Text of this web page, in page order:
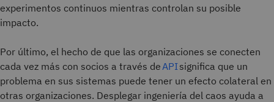
experimentos continuos mientras controlan su posible
impacto.
Por último, el hecho de que las organizaciones se conecten
cada vez más con socios a través de APIsignifica que un
problema en sus sistemas puede tener un efecto colateral en
otras organizaciones. Desplegar ingeniería del caos ayuda a